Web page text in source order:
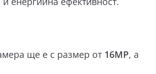
ще е с размер от 16MP, а